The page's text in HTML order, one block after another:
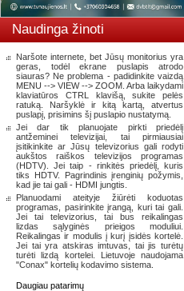
Naudinga žinoti
Naršote internete, bet Jūsų monitorius yra
geras, todėl ekrane puslapis atrodo
siauras? Ne problema - padidinkite vaizdą
MENU --> VIEW --> ZOOM. Arba laikydami
klaviatūros CTRL klavišą, sukite pelės
ratuką. Naršyklė ir kitą kartą, atvertus
puslapį, prisimins šį puslapio nustatymą.
Jei dar tik planuojate pirkti priedėlį
antžeminei televizijai, tai pirmiausiai
įsitikinkite ar Jūsų televizorius gali rodyti
aukštos raiškos televizijos programas
(HDTV). Jei taip - rinkitės priedėlį, kuris
tiks HDTV. Pagrindinis įrenginių požymis,
kad jie tai gali - HDMI jungtis.
Planuodami ateityje žiūrėti koduotas
programas, pasirinkite įrangą, kuri tai gali.
Jei tai televizorius, tai bus reikalingas
lizdas sąlyginės prieigos moduliui.
Reikalingas ir modulis į kurį įsidės kortelė.
Jei tai yra atskiras imtuvas, tai jis turėtų
turėti lizdą kortelei. Lietuvoje naudojama
"Conax" kortelių kodavimo sistema.
Daugiau patarimų